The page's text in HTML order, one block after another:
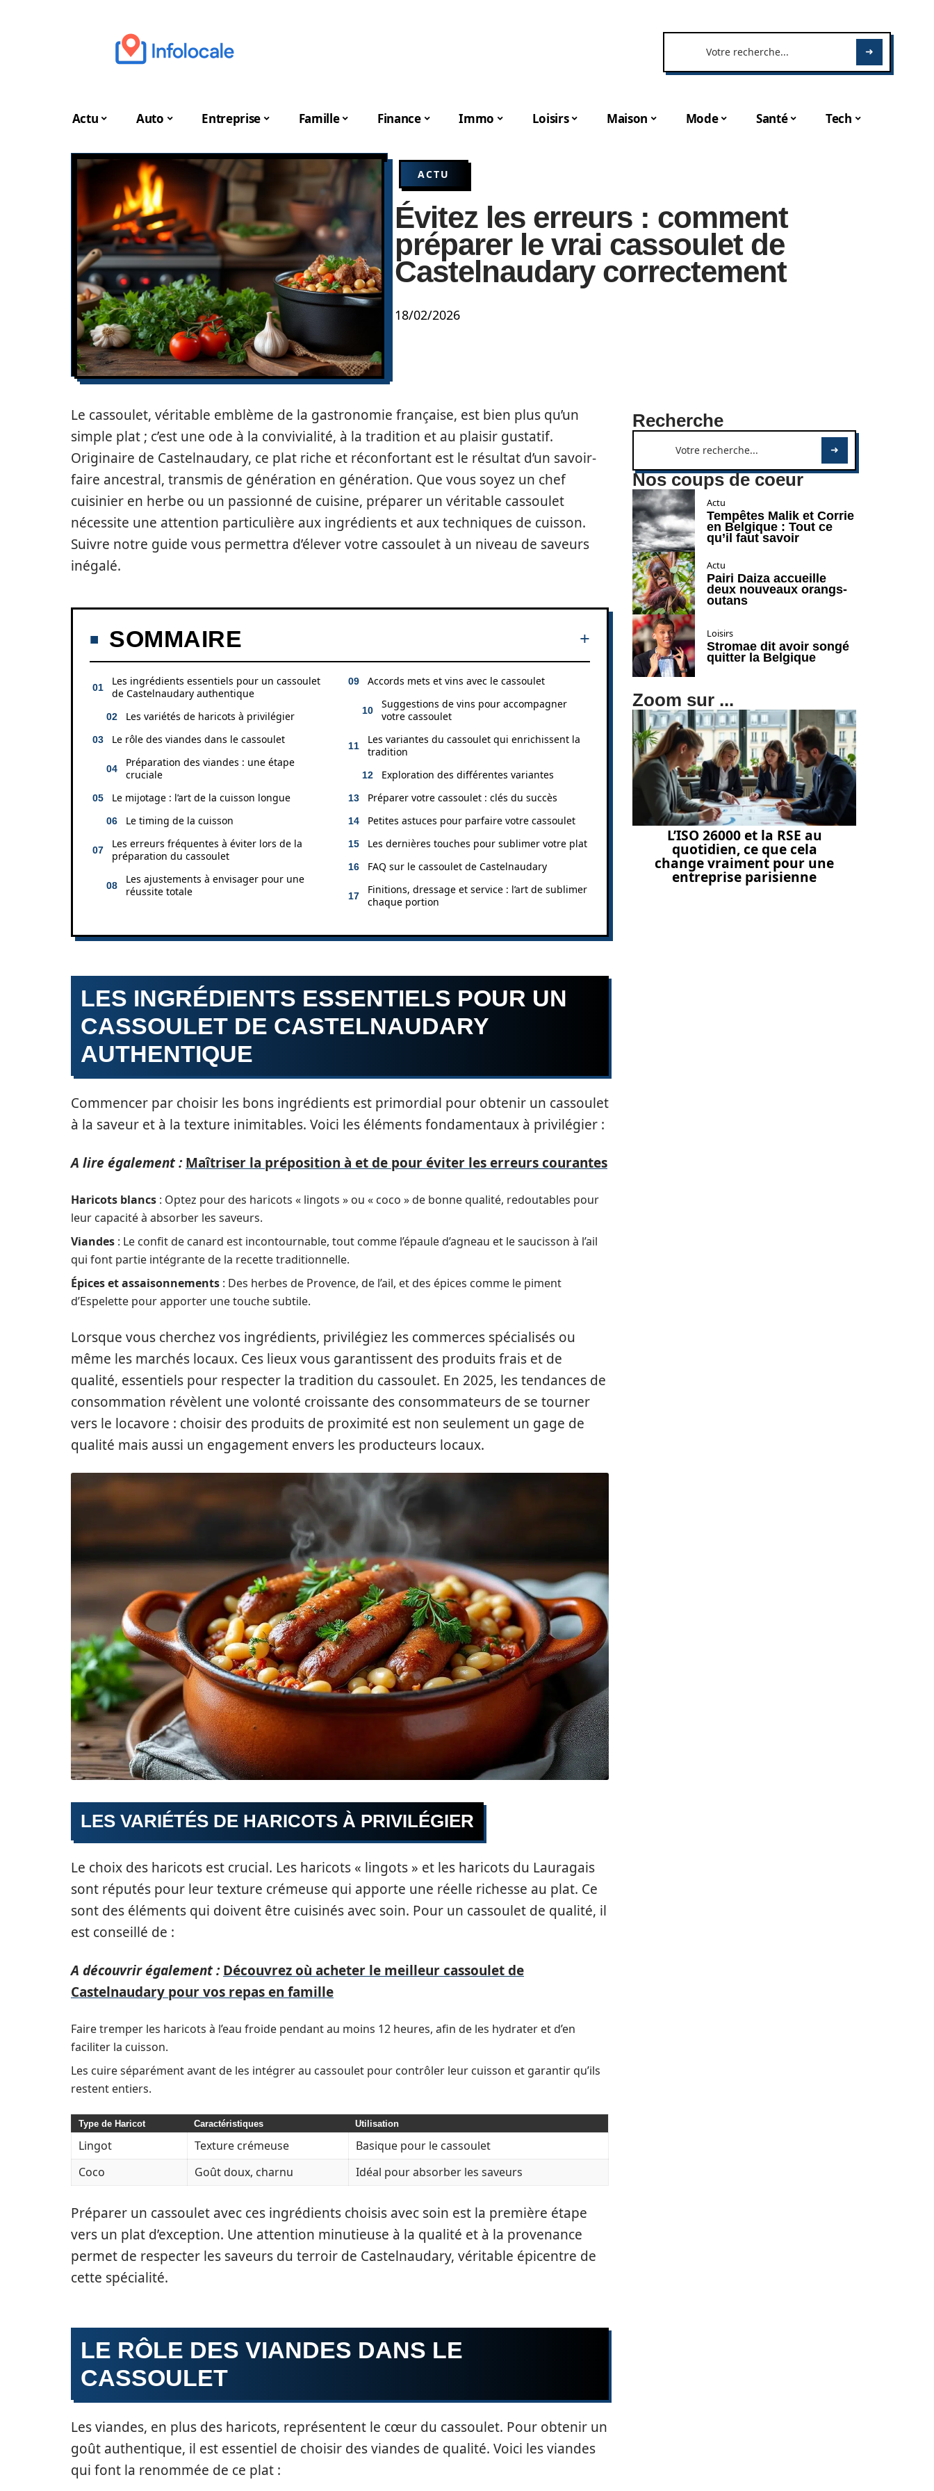
Actu Auto Entreprise Famille Finance Immo Loisirs Maison Mode Santé Tech
ACTU
Évitez les erreurs : comment
préparer le vrai cassoulet de
Castelnaudary correctement
18/02/2026
Le cassoulet, véritable emblème de la gastronomie française, est bien plus qu’un
simple plat ; c’est une ode à la convivialité, à la tradition et au plaisir gustatif.
Originaire de Castelnaudary, ce plat riche et réconfortant est le résultat d’un savoir-
faire ancestral, transmis de génération en génération. Que vous soyez un chef
cuisinier en herbe ou un passionné de cuisine, préparer un véritable cassoulet
nécessite une attention particulière aux ingrédients et aux techniques de cuisson.
Suivre notre guide vous permettra d’élever votre cassoulet à un niveau de saveurs
inégalé.
SOMMAIRE
Les ingrédients essentiels pour un cassoulet
de Castelnaudary authentique
Les variétés de haricots à privilégier
Le rôle des viandes dans le cassoulet
Préparation des viandes : une étape
cruciale
Le mijotage : l’art de la cuisson longue
Le timing de la cuisson
Les erreurs fréquentes à éviter lors de la
préparation du cassoulet
Les ajustements à envisager pour une
réussite totale
Accords mets et vins avec le cassoulet
Suggestions de vins pour accompagner
votre cassoulet
Les variantes du cassoulet qui enrichissent la
tradition
Exploration des différentes variantes
Préparer votre cassoulet : clés du succès
Petites astuces pour parfaire votre cassoulet
Les dernières touches pour sublimer votre plat
FAQ sur le cassoulet de Castelnaudary
Finitions, dressage et service : l’art de sublimer
chaque portion
LES INGRÉDIENTS ESSENTIELS POUR UN
CASSOULET DE CASTELNAUDARY
AUTHENTIQUE
Commencer par choisir les bons ingrédients est primordial pour obtenir un cassoulet
à la saveur et à la texture inimitables. Voici les éléments fondamentaux à privilégier :
A lire également : Maîtriser la préposition à et de pour éviter les erreurs courantes
Haricots blancs : Optez pour des haricots « lingots » ou « coco » de bonne qualité, redoutables pour
leur capacité à absorber les saveurs.
Viandes : Le confit de canard est incontournable, tout comme l’épaule d’agneau et le saucisson à l’ail
qui font partie intégrante de la recette traditionnelle.
Épices et assaisonnements : Des herbes de Provence, de l’ail, et des épices comme le piment
d’Espelette pour apporter une touche subtile.
Lorsque vous cherchez vos ingrédients, privilégiez les commerces spécialisés ou
même les marchés locaux. Ces lieux vous garantissent des produits frais et de
qualité, essentiels pour respecter la tradition du cassoulet. En 2025, les tendances de
consommation révèlent une volonté croissante des consommateurs de se tourner
vers le locavore : choisir des produits de proximité est non seulement un gage de
qualité mais aussi un engagement envers les producteurs locaux.
LES VARIÉTÉS DE HARICOTS À PRIVILÉGIER
Le choix des haricots est crucial. Les haricots « lingots » et les haricots du Lauragais
sont réputés pour leur texture crémeuse qui apporte une réelle richesse au plat. Ce
sont des éléments qui doivent être cuisinés avec soin. Pour un cassoulet de qualité, il
est conseillé de :
A découvrir également : Découvrez où acheter le meilleur cassoulet de
Castelnaudary pour vos repas en famille
Faire tremper les haricots à l’eau froide pendant au moins 12 heures, afin de les hydrater et d’en
faciliter la cuisson.
Les cuire séparément avant de les intégrer au cassoulet pour contrôler leur cuisson et garantir qu’ils
restent entiers.
Type de Haricot Caractéristiques Utilisation
Lingot Texture crémeuse
Basique pour le cassoulet
Coco
Goût doux, charnu Idéal pour absorber les saveurs
Préparer un cassoulet avec ces ingrédients choisis avec soin est la première étape
vers un plat d’exception. Une attention minutieuse à la qualité et à la provenance
permet de respecter les saveurs du terroir de Castelnaudary, véritable épicentre de
cette spécialité.
LE RÔLE DES VIANDES DANS LE
CASSOULET
Les viandes, en plus des haricots, représentent le cœur du cassoulet. Pour obtenir un
goût authentique, il est essentiel de choisir des viandes de qualité. Voici les viandes
qui font la renommée de ce plat :
Recherche
Nos coups de coeur
Actu
Tempêtes Malik et Corrie
en Belgique : Tout ce
qu’il faut savoir
Actu
Pairi Daiza accueille
deux nouveaux orangs-
outans
Loisirs
Stromae dit avoir songé
quitter la Belgique
Zoom sur ...
L’ISO 26000 et la RSE au
quotidien, ce que cela
change vraiment pour une
entreprise parisienne